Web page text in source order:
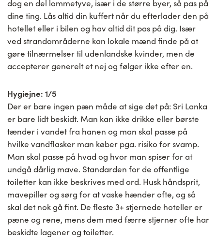
dog en del lommetyve, især i de større byer, så pas på
dine ting. Lås altid din kuffert når du efterlader den på
hotellet eller i bilen og hav altid dit pas på dig. Især
ved strandområderne kan lokale mænd finde på at
gøre tilnærmelser til udenlandske kvinder, men de
accepterer generelt et nej og følger ikke efter en.
Hygiejne: 1/5
Der er bare ingen pæn måde at sige det på: Sri Lanka
er bare lidt beskidt. Man kan ikke drikke eller børste
tænder i vandet fra hanen og man skal passe på
hvilke vandflasker man køber pga. risiko for svamp.
Man skal passe på hvad og hvor man spiser for at
undgå dårlig mave. Standarden for de offentlige
toiletter kan ikke beskrives med ord. Husk håndsprit,
mavepiller og sørg for at vaske hænder ofte, og så
skal det nok gå fint. De fleste 3+ stjernede hoteller er
pæne og rene, mens dem med færre stjerner ofte har
beskidte lagener og toiletter.